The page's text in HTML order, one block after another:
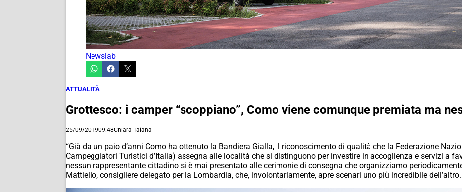
Newslab
ATTUALITÀ
Grottesco: i camper “scoppiano”, Como viene comunque premiata ma
25/09/201909:48Chiara Taiana
“Già da un paio d’anni Como ha ottenuto la Bandiera Gialla, il riconoscimento di qualità che la Federazione
Campeggiatori Turistici d’Italia) assegna alle località che si distinguono per investire in accoglienza e servizi a
nessun rappresentante cittadino si è mai presentato alle cerimonie di consegna che organizziamo
Mattiello, consigliere delegato per la Lombardia, che, involontariamente, apre scenari uno più incredibile dell’altro.